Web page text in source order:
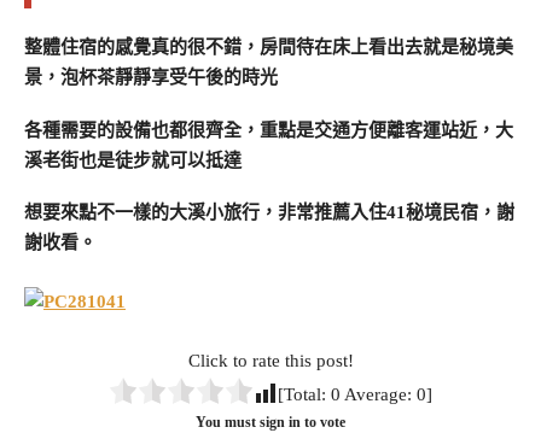
整體住宿的感覺真的很不錯，房間待在床上看出去就是秘境美
景，泡杯茶靜靜享受午後的時光
各種需要的設備也都很齊全，重點是交通方便離客運站近，大
溪老街也是徒步就可以抵達
想要來點不一樣的大溪小旅行，非常推薦入住41秘境民宿，謝
謝收看。
Click to rate this post!
[Total: 0 Average: 0]
You must sign in to vote